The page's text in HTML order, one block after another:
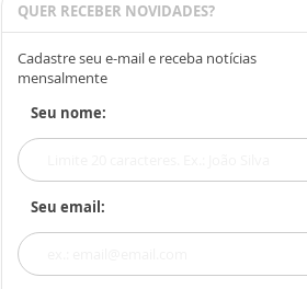
QUER RECEBER NOVIDADES?
Cadastre seu e-mail e receba notícias
mensalmente
Seu nome:
Seu email: